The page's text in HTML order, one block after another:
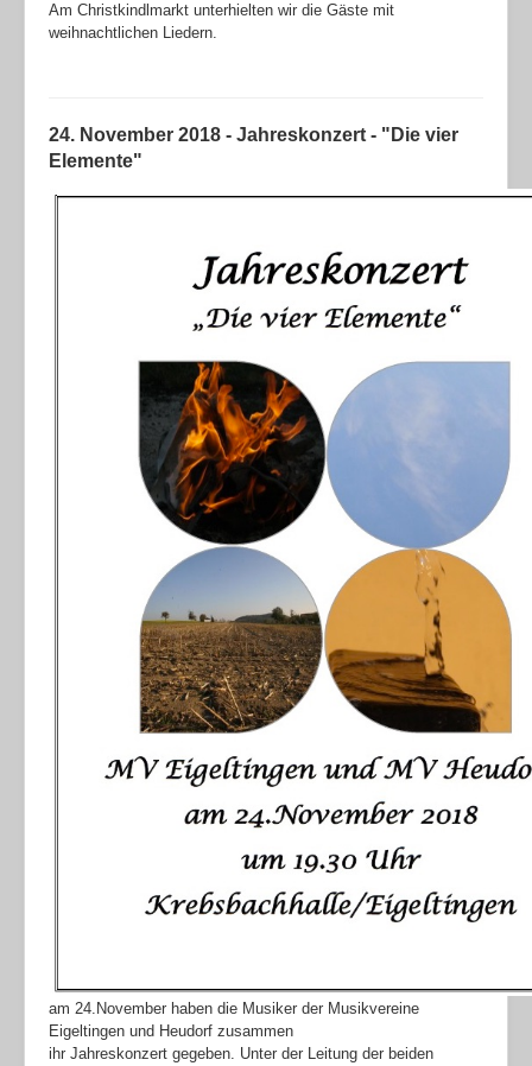
Am Christkindlmarkt unterhielten wir die Gäste mit
weihnachtlichen Liedern.
24. November 2018 - Jahreskonzert - "Die vier
Elemente"
am 24.November haben die Musiker der Musikvereine
Eigeltingen und Heudorf zusammen
ihr Jahreskonzert gegeben. Unter der Leitung der beiden